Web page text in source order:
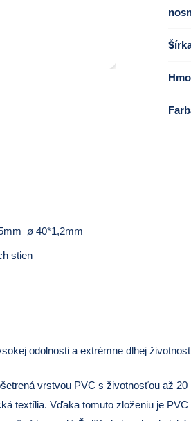
ø 40*1,2mm
stien
odolnosti a extrémne dlhej
vrstvou PVC s životnosťou až
textília. Vďaka tomuto zloženiu je